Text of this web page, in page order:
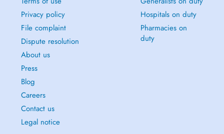
Privacy policy
File complaint
Dispute resolution
About us
Press
Blog
Careers
Contact us
Legal notice
Hospitals on duty
Pharmacies on
duty